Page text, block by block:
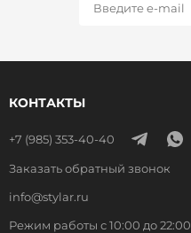
КОНТАКТЫ
+7 (985) 353-40-40
Заказать обратный звонок
info@stylar.ru
Режим работы с 10:00 до 22:00